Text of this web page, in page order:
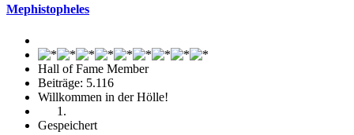
Mephistopheles
Hall of Fame Member
Beiträge: 5.116
Willkommen in der Hölle!
Gespeichert